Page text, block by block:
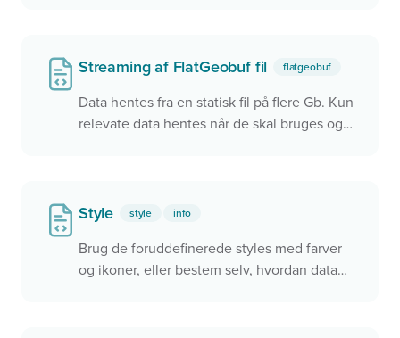
Streaming af FlatGeobuf fil flatgeobuf
Data hentes fra en statisk fil på flere Gb. Kun
relevate data hentes når de skal bruges og
Style style info
Brug de foruddefinerede styles med farver
og ikoner, eller bestem selv, hvordan data